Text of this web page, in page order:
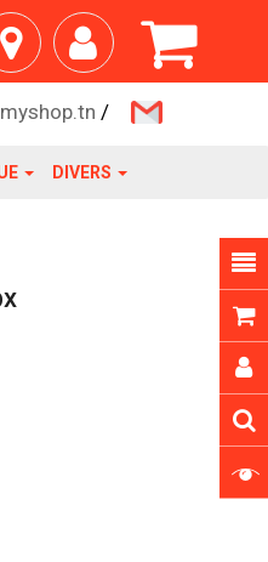
/
DIVERS